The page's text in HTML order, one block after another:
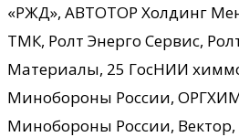
«РЖД», АВТОТОР Холдинг
ТМК, Ролт Энерго Сервис,
Материалы, 25 ГосНИИ
Минобороны России,
Минобороны России,